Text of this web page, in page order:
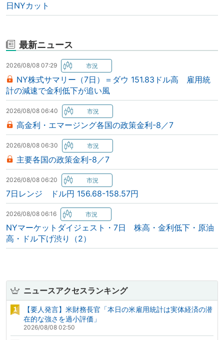
日NYカット
最新ニュース
2026/08/08 07:29
NY株式サマリー（7日）＝ダウ 151.83ドル高 雇用統
計の減速で金利低下が追い風
2026/08/08 06:40
高金利・エマージング各国の政策金利-8／7
2026/08/08 06:30
主要各国の政策金利-8／7
2026/08/08 06:20
7日レンジ ドル円 156.68-158.57円
2026/08/08 06:16
NYマーケットダイジェスト・7日 株高・金利低下・原油
高・ドル下げ渋り（2）
ニュースアクセスランキング
【要人発言】米財務長官「本日の米雇用統計は実体経済の潜
在的な強さを過小評価」
2026/08/08 02:50